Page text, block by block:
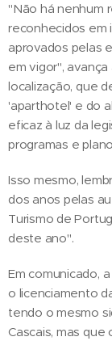
"Não há nenhum
reconhecidos em
aprovados pelas
em vigor",
localização, que
'aparthotel' e do
eficaz à luz da
programas e
Isso mesmo,
dos anos pelas
Turismo de
deste ano".
Em comunicado,
o licenciamento
tendo o mesmo
Cascais, mas